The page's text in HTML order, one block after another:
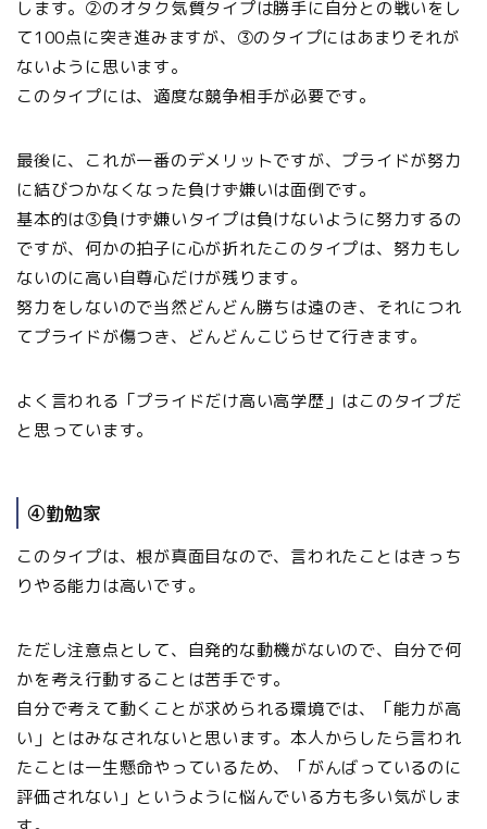
します。②のオタク気質タイプは勝手に自分との戦いをし
て100点に突き進みますが、③のタイプにはあまりそれが
ないように思います。
このタイプには、適度な競争相手が必要です。
最後に、これが一番のデメリットですが、プライドが努力
に結びつかなくなった負けず嫌いは面倒です。
基本的は③負けず嫌いタイプは負けないように努力するの
ですが、何かの拍子に心が折れたこのタイプは、努力もし
ないのに高い自尊心だけが残ります。
努力をしないので当然どんどん勝ちは遠のき、それにつれ
てプライドが傷つき、どんどんこじらせて行きます。
よく言われる「プライドだけ高い高学歴」はこのタイプだ
と思っています。
④勤勉家
このタイプは、根が真面目なので、言われたことはきっち
りやる能力は高いです。
ただし注意点として、自発的な動機がないので、自分で何
かを考え行動することは苦手です。
自分で考えて動くことが求められる環境では、「能力が高
い」とはみなされないと思います。本人からしたら言われ
たことは一生懸命やっているため、「がんばっているのに
評価されない」というように悩んでいる方も多い気がしま